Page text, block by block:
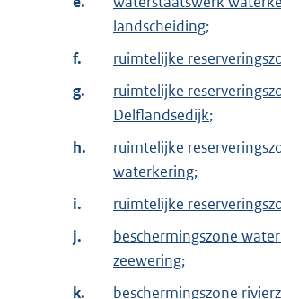
landscheiding;
f.
ruimtelijke
g.
ruimtelijke
Delflandsedijk;
h.
ruimtelijke
waterkering;
i.
ruimtelijke
j.
beschermingszone
zeewering;
k.
beschermingszone